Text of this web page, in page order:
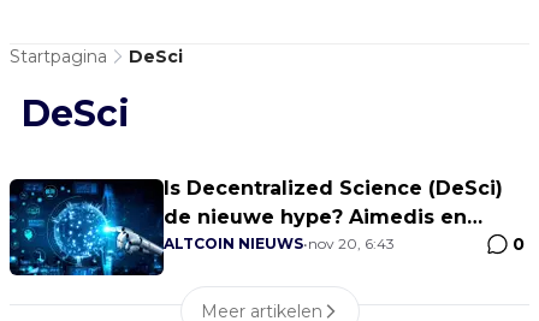
Startpagina DeSci
DeSci
Is Decentralized Science (DeSci)
de nieuwe hype? Aimedis en
VitaDAO aan de leiding!
ALTCOIN NIEUWS•nov 20, 6:43 0
Meer artikelen